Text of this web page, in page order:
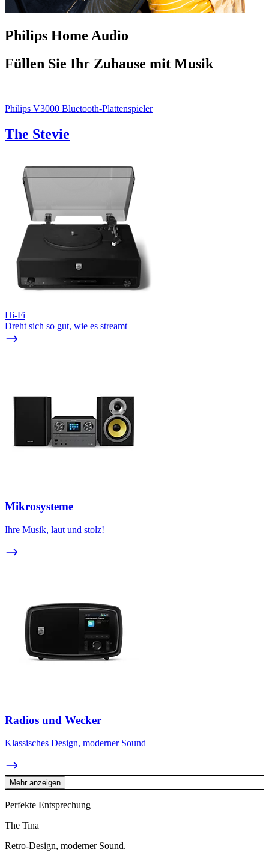
Philips Home Audio
Füllen Sie Ihr Zuhause mit Musik
Philips V3000 Bluetooth-Plattenspieler
The Stevie
Hi-Fi
Dreht sich so gut, wie es streamt
Mikrosysteme
Ihre Musik, laut und stolz!
Radios und Wecker
Klassisches Design, moderner Sound
Mehr anzeigen
Perfekte Entsprechung
The Tina
Retro-Design, moderner Sound.